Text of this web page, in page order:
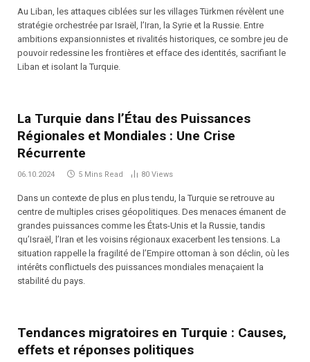
Au Liban, les attaques ciblées sur les villages Türkmen révèlent une
stratégie orchestrée par Israël, l’Iran, la Syrie et la Russie. Entre
ambitions expansionnistes et rivalités historiques, ce sombre jeu de
pouvoir redessine les frontières et efface des identités, sacrifiant le
Liban et isolant la Turquie.
La Turquie dans l’Étau des Puissances
Régionales et Mondiales : Une Crise
Récurrente
06.10.2024 5 Mins Read 80 Views
Dans un contexte de plus en plus tendu, la Turquie se retrouve au
centre de multiples crises géopolitiques. Des menaces émanent de
grandes puissances comme les États-Unis et la Russie, tandis
qu’Israël, l’Iran et les voisins régionaux exacerbent les tensions. La
situation rappelle la fragilité de l’Empire ottoman à son déclin, où les
intérêts conflictuels des puissances mondiales menaçaient la
stabilité du pays.
Tendances migratoires en Turquie : Causes,
effets et réponses politiques